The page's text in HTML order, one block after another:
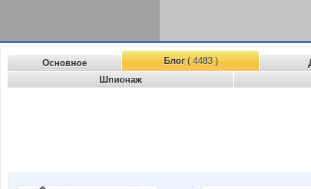
Основное Блог( 4483 )
Шпионаж